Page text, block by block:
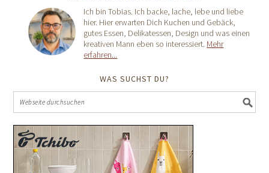
Ich bin Tobias. Ich backe, lache, lebe und liebe
hier. Hier erwarten Dich Kuchen und Gebäck,
gutes Essen, Delikatessen, Design und was einen
kreativen Mann eben so interessiert. Mehr
erfahren...
WAS SUCHST DU?